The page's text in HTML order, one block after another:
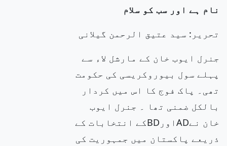
نام ہے اور سب کو سلام
تحریر: سید عتیق الرحمن گیلانی
جنرل ایوب خان کے مارشل لاء سے
پہلے سول بیوروکریسی کی حکومت
تھی۔ پاک فوج کا اس میں کردار
بالکل ضمنی تھا ۔ جنرل ایوب
خان نےADاورBDکے انتخابات کے
ذریعے پاکستان میں جمہوریت کی